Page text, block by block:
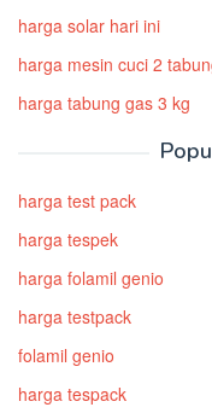
harga solar hari ini
harga mesin cuci 2
harga tabung gas 3 kg
harga test pack
harga tespek
harga folamil genio
harga testpack
folamil genio
harga tespack